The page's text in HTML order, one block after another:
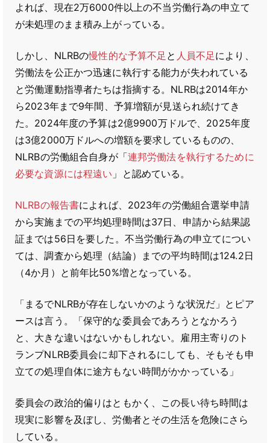
よれば、現在2万6000件以上の不当労働行為の申立て
が未処理のまま積み上がっている。
しかし、NLRBの慢性的な予算不足 と 人員不足により、
労働法を公正かつ迅速に執行する能力が失われている
と労働運動指導者たちは指摘する。NLRBは2014年か
ら2023年まで9年間、予算増額が見送られ続けてき
た。2024年度の予算は2億9900万ドルで、2025年度
は3億2000万ドルへの増額を要求しているものの、
NLRBの労働組合自身が「連邦労働法を執行するために
必要な資源には程遠い 」と認めている。
NLRBの報告書によれば、2023年の労働組合選挙申請
から実施までの平均処理時間は37日、申請から結果認
証までは56日を要した。不当労働行為の申立てについ
ては、調査から処理（結論）までの平均時間は124.2日
（4か月）と前年比50%増となっている。
「まるでNLRBが存在しないかのような状況だ」とピア
ースは言う。「保守的な委員会であろうとなかろう
と、大きな違いはないかもしれない。雇用主寄りのト
ランプNLRB委員会に却下されるにしても、そもそも申
立ての処理自体に途方もない時間がかかっている」
委員会の政治的偏りはともかく、この長い待ち時間は
現実に影響を及ぼし、労働者とその生活を危険にさら
している。